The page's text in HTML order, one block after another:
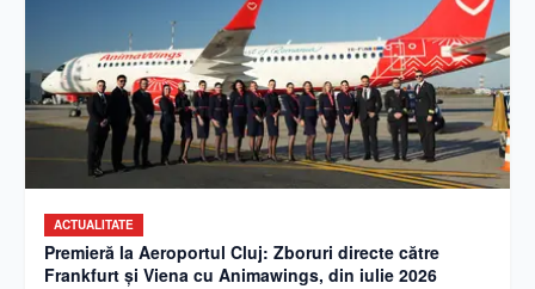
ACTUALITATE
Premieră la Aeroportul Cluj: Zboruri directe către
Frankfurt și Viena cu Animawings, din iulie 2026